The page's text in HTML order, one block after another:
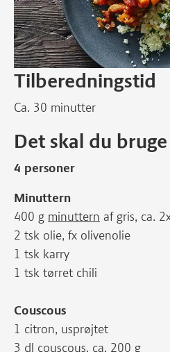
Tilberedningstid
Ca. 30 minutter
Det skal du bruge
4 personer
Minuttern
400 g minuttern af gris, ca.
2 tsk olie, fx olivenolie
1 tsk karry
1 tsk tørret chili
Couscous
1 citron, usprøjtet
3 dl couscous, ca. 200 g